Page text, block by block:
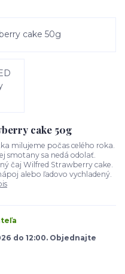
cake 50g
milujeme počas celého roka.
smotany sa nedá odolať.
čaj Wilfred Strawberry cake.
alebo ľadovo vychladený.
do 12:00. Objednajte